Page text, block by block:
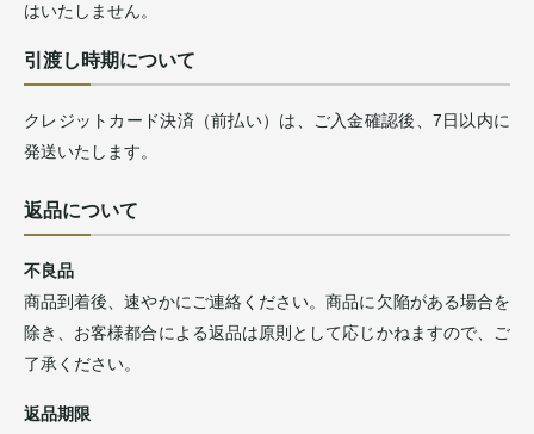
はいたしません。
引渡し時期について
クレジットカード決済（前払い）は、ご入金確認後、7日以内に
発送いたします。
返品について
不良品
商品到着後、速やかにご連絡ください。商品に欠陥がある場合を
除き、お客様都合による返品は原則として応じかねますので、ご
了承ください。
返品期限